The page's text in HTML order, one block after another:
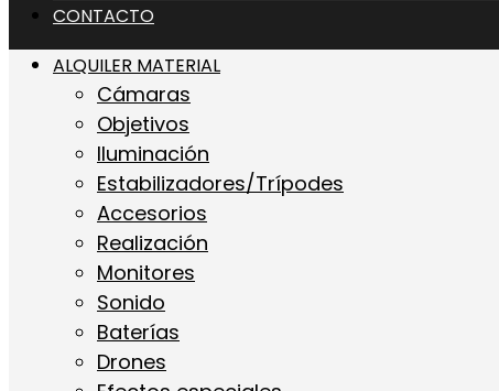
CONTACTO
ALQUILER MATERIAL
Cámaras
Objetivos
Iluminación
Estabilizadores/Trípodes
Accesorios
Realización
Monitores
Sonido
Baterías
Drones